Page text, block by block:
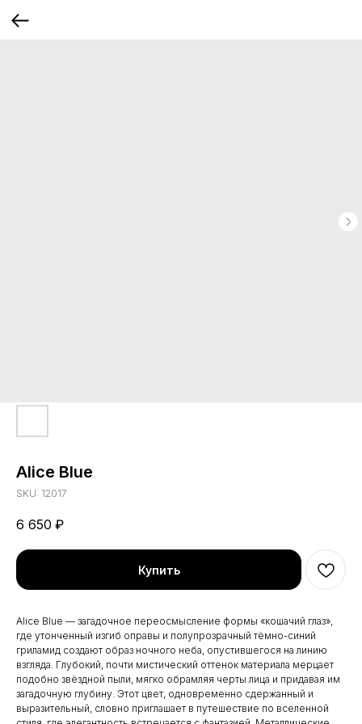
Alice Blue
SKU: 12017
6 650 ₽
Купить
Alice Blue — загадочное переосмысление формы «кошачий глаз»,
где утонченный изгиб оправы и полупрозрачный тёмно-синий
гриламид создают образ ночного неба, опустившегося на линию
взгляда. Глубокий, почти мистический оттенок материала мерцает
подобно звёздной пыли, мягко обрамляя черты лица и придавая им
загадочную глубину. Этот цвет, одновременно сдержанный и
выразительный, словно приглашает в путешествие по вселенной